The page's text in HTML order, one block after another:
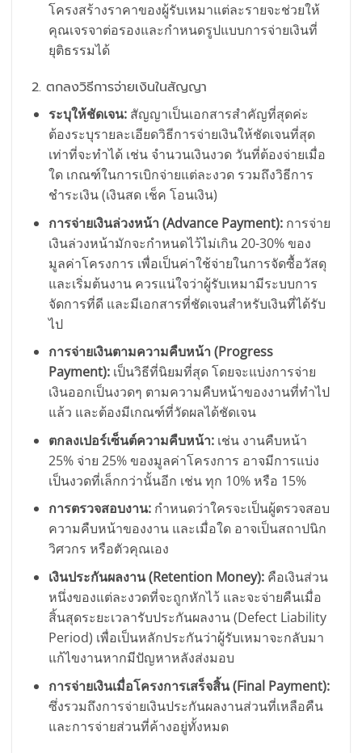
โครงสร้างราคาของผู้รับเหมาแต่ละรายจะช่วยให้
คุณเจรจาต่อรองและกำหนดรูปแบบการจ่ายเงินที่
ยุติธรรมได้
2. ตกลงวิธีการจ่ายเงินในสัญญา
ระบุให้ชัดเจน:สัญญาเป็นเอกสารสำคัญที่สุดค่ะ
ต้องระบุรายละเอียดวิธีการจ่ายเงินให้ชัดเจนที่สุด
เท่าที่จะทำได้ เช่น จำนวนเงินงวด วันที่ต้องจ่ายเมื่อ
ใด เกณฑ์ในการเบิกจ่ายแต่ละงวด รวมถึงวิธีการ
ชำระเงิน (เงินสด เช็ค โอนเงิน)
การจ่ายเงินล่วงหน้า (Advance Payment):การจ่าย
เงินล่วงหน้ามักจะกำหนดไว้ไม่เกิน 20-30% ของ
มูลค่าโครงการ เพื่อเป็นค่าใช้จ่ายในการจัดซื้อวัสดุ
และเริ่มต้นงาน ควรแน่ใจว่าผู้รับเหมามีระบบการ
จัดการที่ดี และมีเอกสารที่ชัดเจนสำหรับเงินที่ได้รับ
ไป
การจ่ายเงินตามความคืบหน้า (Progress
Payment):เป็นวิธีที่นิยมที่สุด โดยจะแบ่งการจ่าย
เงินออกเป็นงวดๆ ตามความคืบหน้าของงานที่ทำไป
แล้ว และต้องมีเกณฑ์ที่วัดผลได้ชัดเจน
ตกลงเปอร์เซ็นต์ความคืบหน้า:เช่น งานคืบหน้า
25% จ่าย 25% ของมูลค่าโครงการ อาจมีการแบ่ง
เป็นงวดที่เล็กกว่านั้นอีก เช่น ทุก 10% หรือ 15%
การตรวจสอบงาน:กำหนดว่าใครจะเป็นผู้ตรวจสอบ
ความคืบหน้าของงาน และเมื่อใด อาจเป็นสถาปนิก
วิศวกร หรือตัวคุณเอง
เงินประกันผลงาน (Retention Money):คือเงินส่วน
หนึ่งของแต่ละงวดที่จะถูกหักไว้ และจะจ่ายคืนเมื่อ
สิ้นสุดระยะเวลารับประกันผลงาน (Defect Liability
Period) เพื่อเป็นหลักประกันว่าผู้รับเหมาจะกลับมา
แก้ไขงานหากมีปัญหาหลังส่งมอบ
การจ่ายเงินเมื่อโครงการเสร็จสิ้น (Final Payment):
ซึ่งรวมถึงการจ่ายเงินประกันผลงานส่วนที่เหลือคืน
และการจ่ายส่วนที่ค้างอยู่ทั้งหมด